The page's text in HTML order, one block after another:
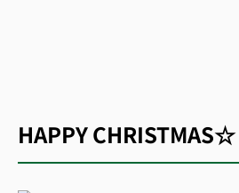
HAPPY CHRISTMAS☆